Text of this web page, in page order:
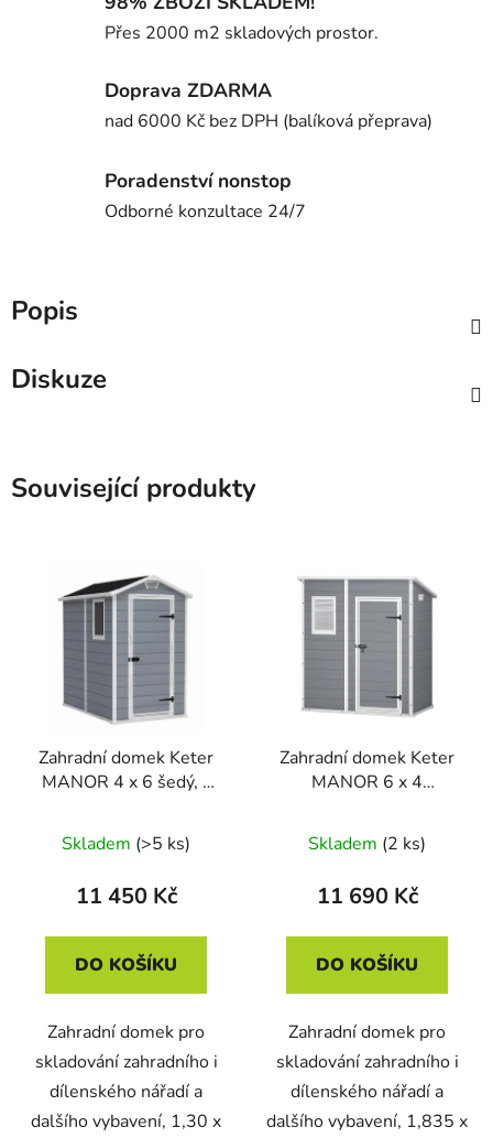
Přes 2000 m2 skladových prostor.
Doprava ZDARMA
nad 6000 Kč bez DPH (balíková přeprava)
Poradenství nonstop
Odborné konzultace 24/7
Popis
Diskuze
Související produkty
Zahradní domek Keter
MANOR 4 x 6 šedý, s
Skladem (>5 ks)
11 450 Kč
DO KOŠÍKU
Zahradní domek pro
skladování zahradního i
dílenského nářadí a
dalšího vybavení, 1,30 x
Zahradní domek Keter
MANOR 6 x 4
podlahou
Skladem (2 ks)
11 690 Kč
DO KOŠÍKU
Zahradní domek pro
skladování zahradního i
dílenského nářadí a
dalšího vybavení, 1,835 x